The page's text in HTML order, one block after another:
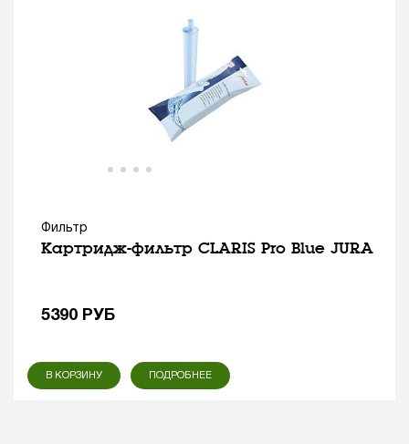
Фильтр
Картридж-фильтр CLARIS Pro Blue JURA
5390 РУБ
В КОРЗИНУ ПОДРОБНЕЕ